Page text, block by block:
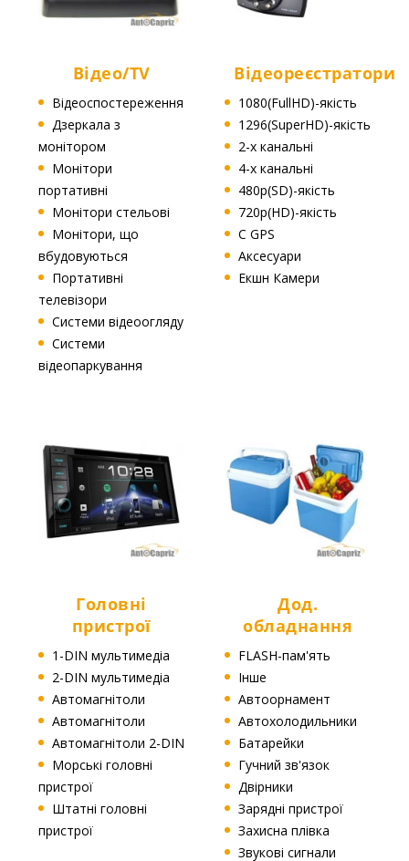
Відео/TV
Відеоспостереження
Дзеркала з
монітором
Монітори
портативні
Монітори стельові
Монітори, що
вбудовуються
Портативні
телевізори
Системи відеоогляду
Системи
відеопаркування
Відеореєстратори
1080(FullHD)-якість
1296(SuperHD)-якість
2-х канальні
4-х канальні
480p(SD)-якість
720p(HD)-якість
C GPS
Аксесуари
Екшн Камери
Головні
пристрої
1-DIN мультимедіа
2-DIN мультимедіа
Автомагнітоли
Автомагнітоли
Автомагнітоли 2-DIN
Морські головні
пристрої
Штатні головні
пристрої
Дод.
обладнання
FLASH-пам'ять
Інше
Автоорнамент
Автохолодильники
Батарейки
Гучний зв'язок
Двірники
Зарядні пристрої
Захисна плівка
Звукові сигнали